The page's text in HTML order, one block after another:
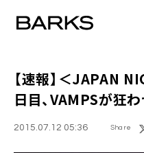
【速報】＜JAPAN
日目、VAMPSが狂
2015.07.12 05:36 Share